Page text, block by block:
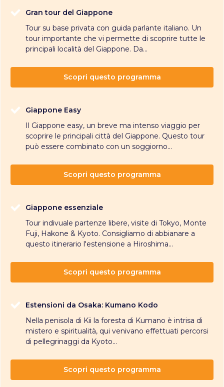
Gran tour del Giappone
Tour su base privata con guida parlante italiano. Un
tour importante che vi permette di scoprire tutte le
principali località del Giappone. Da...
Scopri questo programma
Giappone Easy
Il Giappone easy, un breve ma intenso viaggio per
scoprire le principali città del Giappone. Questo tour
può essere combinato con un soggiorno...
Scopri questo programma
Giappone essenziale
Tour indivuale partenze libere, visite di Tokyo, Monte
Fuji, Hakone & Kyoto. Consigliamo di abbianare a
questo itinerario l'estensione a Hiroshima...
Scopri questo programma
Estensioni da Osaka: Kumano Kodo
Nella penisola di Kii la foresta di Kumano è intrisa di
mistero e spiritualità, qui venivano effettuati percorsi
di pellegrinaggi da Kyoto...
Scopri questo programma